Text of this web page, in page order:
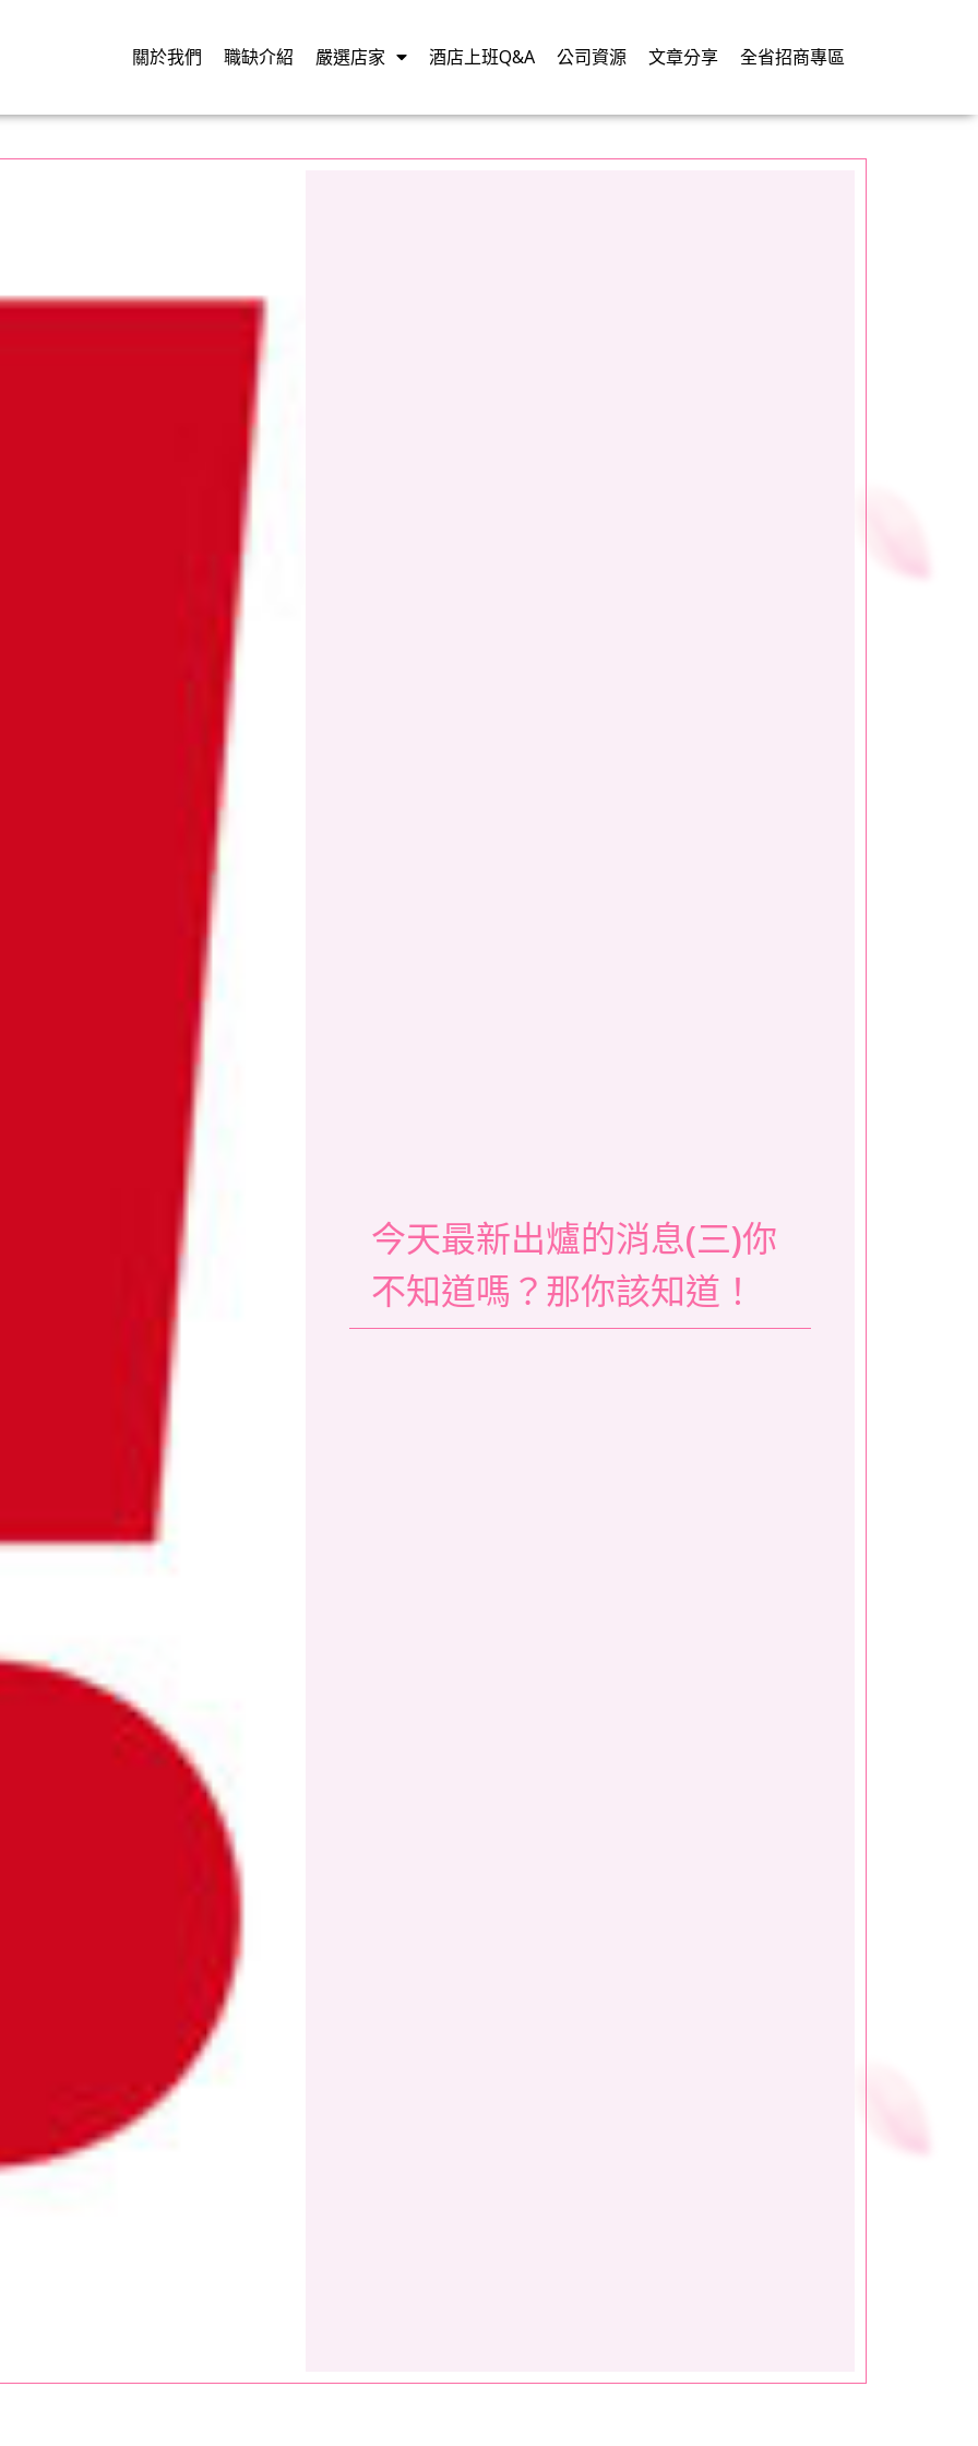
關於我們 職缺介紹 嚴選店家 酒店上班Q&A 公司資源 文章分享 全省招商專區
今天最新出爐的消息(三)你
不知道嗎？那你該知道！